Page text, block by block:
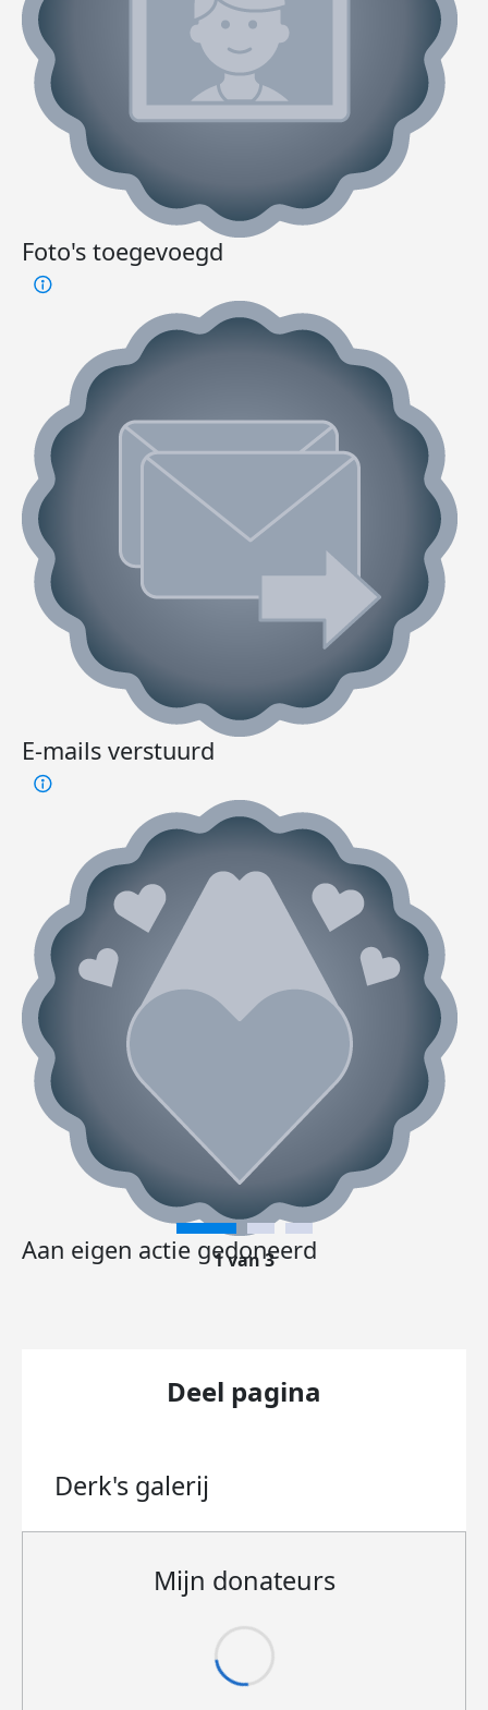
Foto's toegevoegd
E-mails verstuurd
Aan eigen actie gedoneerd
1 van 3
Deel pagina
Derk's galerij
Mijn donateurs